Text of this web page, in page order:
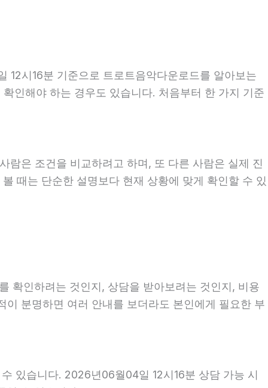
시16분 기준으로 트로트음악다운로드를 알아보는
인해야 하는 경우도 있습니다. 처음부터 한 가지 기준
람은 조건을 비교하려고 하며, 또 다른 사람은 실제 진
때는 단순한 설명보다 현재 상황에 맞게 확인할 수 있
확인하려는 것인지, 상담을 받아보려는 것인지, 비용
분명하면 여러 안내를 보더라도 본인에게 필요한 부
있습니다. 2026년06월04일 12시16분 상담 가능 시